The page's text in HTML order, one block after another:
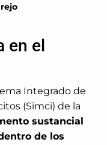
en el
Integrado de
(Simci) de la
sustancial
de los